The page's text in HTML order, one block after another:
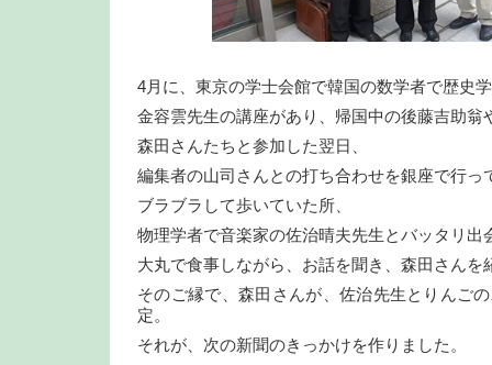
4月に、東京の学士会館で韓国の数学者で歴史
金容雲先生の講座があり、帰国中の後藤吉助翁
森田さんたちと参加した翌日、
編集者の山司さんとの打ち合わせを銀座で行っ
ブラブラして歩いていた所、
物理学者で音楽家の佐治晴夫先生とバッタリ出
大丸で食事しながら、お話を聞き、森田さんを
そのご縁で、森田さんが、佐治先生とりんご
定。
それが、次の新聞のきっかけを作りました。